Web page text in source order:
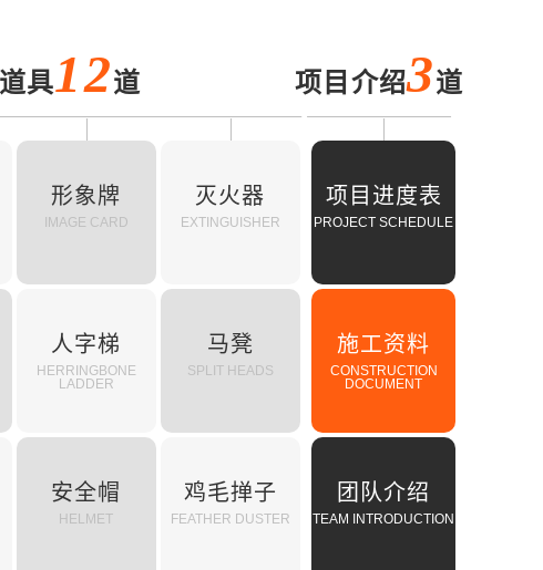
具12道
形象牌
IMAGE CARD
灭火器
EXTINGUISHER
人字梯
HERRINGBONE
LADDER
马凳
SPLIT HEADS
安全帽
HELMET
鸡毛掸子
FEATHER DUSTER
项目介绍3道
项目进度表
PROJECT SCHEDULE
施工资料
CONSTRUCTION
DOCUMENT
团队介绍
TEAM INTRODUCTION